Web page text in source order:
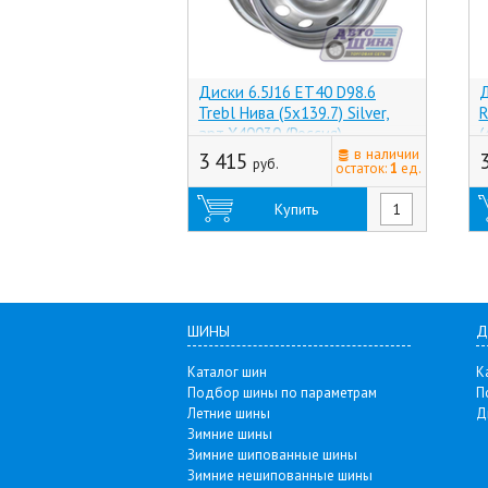
Диски 6.5J16 ET40 D98.6
Trebl Нива (5x139.7) Silver,
арт.X40030 (Россия)
3 415 руб.
в наличии
остаток:1 ед.
Купить
ШИНЫ
Каталог шин
Подбор шины по параметрам
Летние шины
Зимние шины
Зимние шипованные шины
Зимние нешипованные шины